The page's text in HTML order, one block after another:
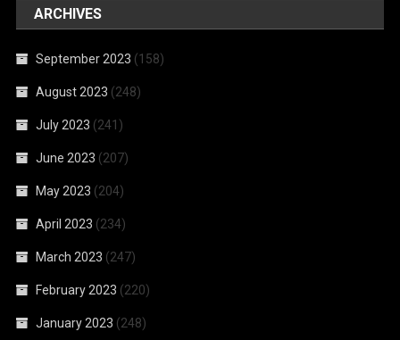
ARCHIVES
September 2023 (158)
August 2023 (248)
July 2023 (241)
June 2023 (207)
May 2023 (204)
April 2023 (234)
March 2023 (247)
February 2023 (220)
January 2023 (248)